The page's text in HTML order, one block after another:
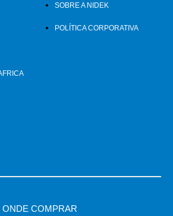
SOBRE A NIDEK
POLÍTICA CORPORATIVA
ONDE COMPRAR